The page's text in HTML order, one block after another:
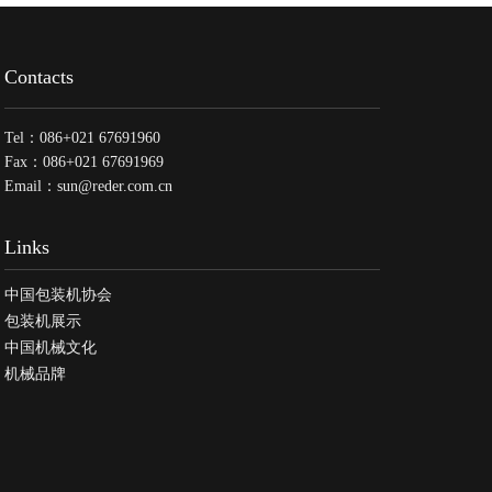
Contacts
Tel：086+021 67691960
Fax：086+021 67691969
Email：sun@reder.com.cn
Links
中国包装机协会
包装机展示
中国机械文化
机械品牌